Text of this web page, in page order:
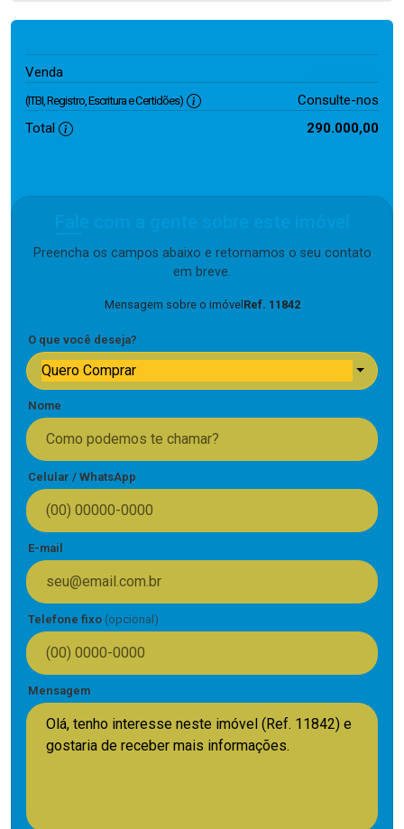
Venda
(ITBI, Registro, Escritura e Certidões)
Consulte-nos
Total
290.000,00
Preencha os campos abaixo e retornamos o seu contato
em breve.
Mensagem sobre o imóvel Ref. 11842
O que você deseja?
Quero Comprar
Nome
Celular / WhatsApp
E-mail
Telefone fixo (opcional)
Mensagem